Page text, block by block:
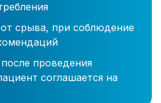
от срыва, при соблюдение
проведения
соглашается на